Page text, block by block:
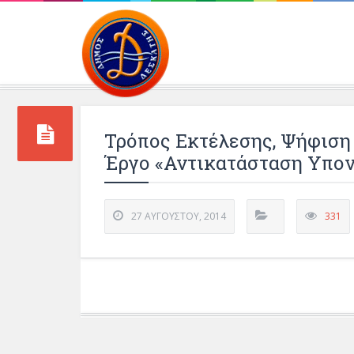
Τρόπος Εκτέλεσης,
Έργο «Αντικατάσταση
27 ΑΥΓΟΎΣΤΟΥ, 2014 331